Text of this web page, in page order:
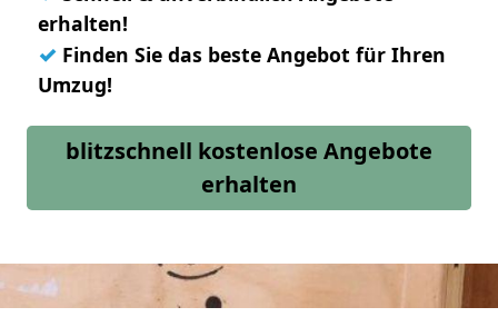
erhalten!
✓ Finden Sie das beste Angebot für Ihren
Umzug!
blitzschnell kostenlose Angebote
erhalten